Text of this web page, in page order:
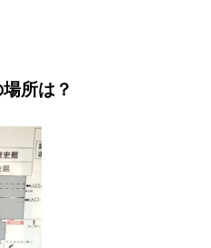
所は？